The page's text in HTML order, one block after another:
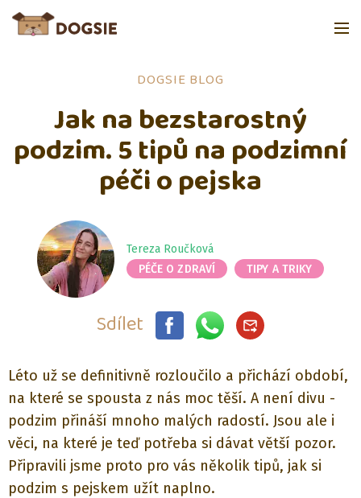
DOGSIE BLOG
Jak na bezstarostný
podzim. 5 tipů na podzimní
péči o pejska
Tereza Roučková
PÉČE O ZDRAVÍ
TIPY A TRIKY
Sdílet
Léto už se definitivně rozloučilo a přichází období,
na které se spousta z nás moc těší. A není divu -
podzim přináší mnoho malých radostí. Jsou ale i
věci, na které je teď potřeba si dávat větší pozor.
Připravili jsme proto pro vás několik tipů, jak si
podzim s pejskem užít naplno.